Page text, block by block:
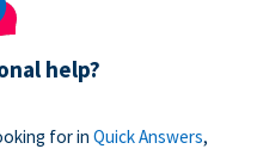
help?
for in Quick Answers,